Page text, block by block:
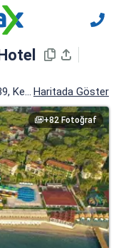
Kemer, Antalya
Haritada Göster
+82 Fotoğraf